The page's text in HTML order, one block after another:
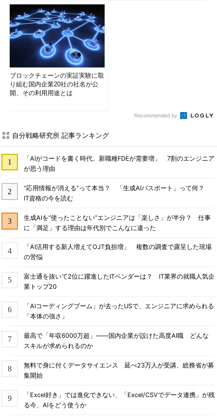
ブロックチェーンの実証実験に取
り組む国内企業20社の社名が公
開、その利用用途とは
Recommended by
自分戦略研究所 記事ランキング
「AIがコードを書く時代、新職種FDEが需要増」 7割のエンジニア
が思う理由
“応用情報が消える”って本当？ 「生成AIパスポート」って何？
IT資格の今を読む
生成AIを“使ったことない”エンジニアは「楽しさ」が半分？ 仕事
に「満足」する理由は年代別でこんなに違った
「AI活用する新人増えてOJT負担増」 複数の調査で露呈した現場
の苦悩
富士通を抜いて2位に躍進したITベンダーは？ IT業界の就職人気企
業トップ20
「AIコーディングブーム」が去ったUSで、エンジニアに求められる
「本体の強さ」
最高で「年収6000万超」――国内企業が設けた高度AI職 どんな
スキルが求められるのか
無料で身に付くデータサイエンス 延べ23万人が受講、総務省が募
集開始
「Excel好き」では進化できない、「Excel/CSVでデータ連携」が残
る今、AIをどう使うか